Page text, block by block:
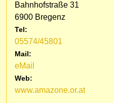
Bahnhofstraße 31
6900 Bregenz
Tel:
05574/45801
Mail:
eMail
Web:
www.amazone.or.at